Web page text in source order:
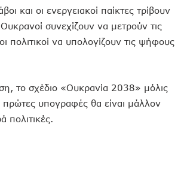
και οι ενεργειακοί παίκτες τρίβουν
συνεχίζουν να μετρούν τις
πολιτικοί να υπολογίζουν τις ψήφους
το σχέδιο «Ουκρανία 2038» μόλις
πρώτες υπογραφές θα είναι μάλλον
πολιτικές.